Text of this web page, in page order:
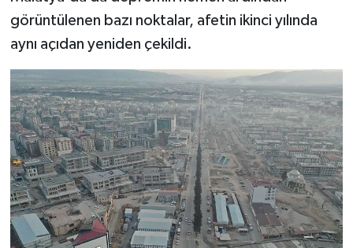
görüntülenen bazı noktalar, afetin ikinci yılında
aynı açıdan yeniden çekildi.